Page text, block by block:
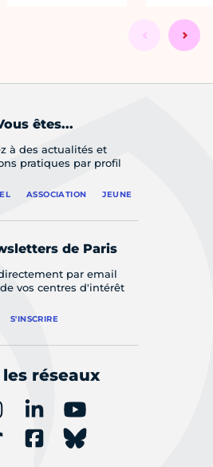
êtes...
à des actualités et
pratiques par profil
ASSOCIATION JEUNE
de Paris
par email
vos centres d'intérêt
S'INSCRIRE
les réseaux